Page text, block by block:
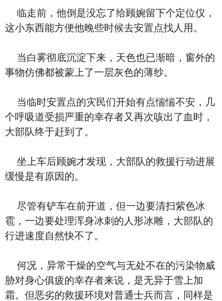
临走前，他倒是没忘了给顾婉留下个定位仪，
这小东西能方便他晚些时候去安置点找人用。
当白雾彻底沉淀下来，天色也已渐暗，窗外的
事物仿佛都被蒙上了一层灰色的薄纱。
当临时安置点的灾民们开始有点惴惴不安，几
个呼吸道受损严重的幸存者又再次咳出了血时，
大部队终于赶到了。
坐上车后顾婉才发现，大部队的救援行动进展
缓慢是有原因的。
尽管有铲车在前开道，但一边要清扫紫色冰
雹，一边要处理浑身冰刺的人形冰雕，大部队的
行进速度自然快不了。
何况，异常干燥的空气与无处不在的污染物威
胁对身心俱疲的幸存者来说，是无异于雪上加
霜。但恶劣的救援环境对普通士兵而言，同样是